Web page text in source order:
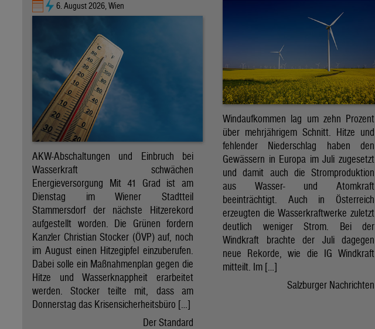
6. August 2026, Wien
AKW-Abschaltungen und Einbruch bei
Wasserkraft schwächen
Energieversorgung Mit 41 Grad ist am
Dienstag im Wiener Stadtteil
Stammersdorf der nächste Hitzerekord
aufgestellt worden. Die Grünen fordern
Kanzler Christian Stocker (ÖVP) auf, noch
im August einen Hitzegipfel einzuberufen.
Dabei solle ein Maßnahmenplan gegen die
Hitze und Wasserknappheit erarbeitet
werden. Stocker teilte mit, dass am
Donnerstag das Krisensicherheitsbüro […]
Der Standard
Windaufkommen lag um zehn Prozent
über mehrjährigem Schnitt. Hitze und
fehlender Niederschlag haben den
Gewässern in Europa im Juli zugesetzt
und damit auch die Stromproduktion
aus Wasser- und Atomkraft
beeinträchtigt. Auch in Österreich
erzeugten die Wasserkraftwerke zuletzt
deutlich weniger Strom. Bei der
Windkraft brachte der Juli dagegen
neue Rekorde, wie die IG Windkraft
mitteilt. Im […]
Salzburger Nachrichten